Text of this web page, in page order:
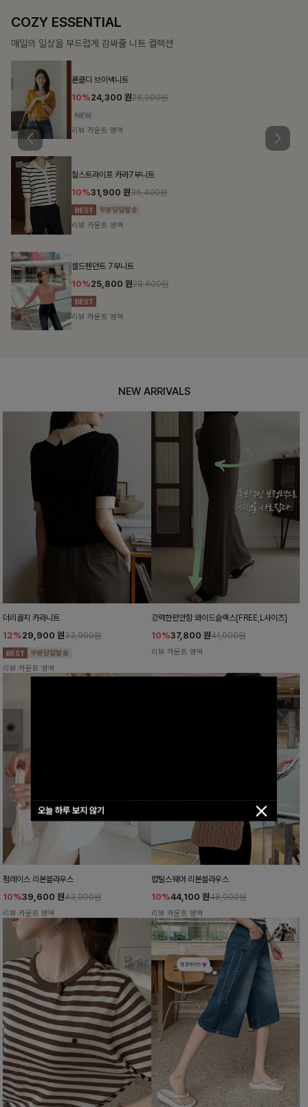
오늘 하루 보지 않기
COZY ESSENTIAL
매일의 일상을 부드럽게 감싸줄 니트 컬렉션
론클디 브이넥니트
10%24,300 원26,900원
리뷰 카운트 영역
칠스트라이프 카라7부니트
10%31,900 원35,400원
리뷰 카운트 영역
셀드펜던트 7부니트
10%25,800 원28,600원
리뷰 카운트 영역
NEW ARRIVALS
더리골지 카라니트
12%29,900 원33,900원
리뷰 카운트 영역
강력한편안함 와이드슬랙스[FREE,L사이즈]
10%37,800 원41,900원
리뷰 카운트 영역
펌레이스 리본블라우스
10%39,600 원43,900원
리뷰 카운트 영역
럽틸스퀘어 리본블라우스
10%44,100 원48,900원
리뷰 카운트 영역